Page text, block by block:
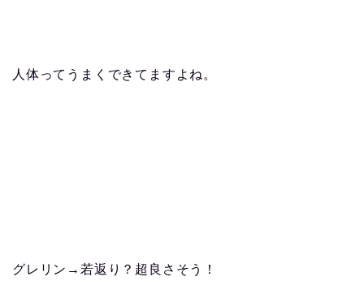
人体ってうまくできてますよね。
グレリン→若返り？超良さそう！